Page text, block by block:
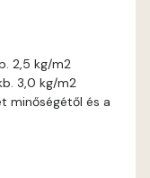
B
2,5 kg/m2
3,0 kg/m2
minőségétől és a